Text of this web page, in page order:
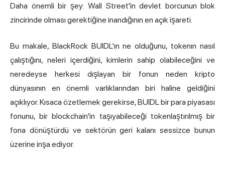
Daha önemli bir şey: Wall Street'in devlet borcunun blok
zincirinde olması gerektiğine inandığının en açık işareti.
Bu makale, BlackRock BUIDL'ın ne olduğunu, tokenın nasıl
çalıştığını, neleri içerdiğini, kimlerin sahip olabileceğini ve
neredeyse herkesi dışlayan bir fonun neden kripto
dünyasının en önemli varlıklarından biri haline geldiğini
açıklıyor. Kısaca özetlemek gerekirse, BUIDL bir para piyasası
fonunu, bir blockchain'in taşıyabileceği tokenlaştırılmış bir
fona dönüştürdü ve sektörün geri kalanı sessizce bunun
üzerine inşa ediyor.